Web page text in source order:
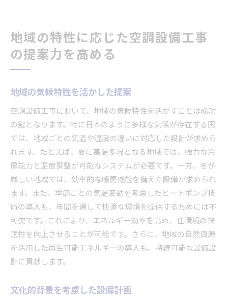
地域の特性に応じた空調設備工事
の提案力を高める
地域の気候特性を活かした提案
空調設備工事において、地域の気候特性を活かすことは成功
の鍵となります。特に日本のように多様な気候が存在する国
では、地域ごとの気温や湿度の違いに対応した設計が求めら
れます。たとえば、夏に高温多湿となる地域では、強力な冷
房能力と湿度調整が可能なシステムが必要です。一方、冬が
厳しい地域では、効率的な暖房機能を備えた設備が求められ
ます。また、季節ごとの気温変動を考慮したヒートポンプ技
術の導入も、年間を通して快適な環境を提供するためには不
可欠です。これにより、エネルギー効率を高め、住環境の快
適性を向上させることが可能です。さらに、地域の自然資源
を活用した再生可能エネルギーの導入も、持続可能な設備設
計に貢献します。
文化的背景を考慮した設備計画